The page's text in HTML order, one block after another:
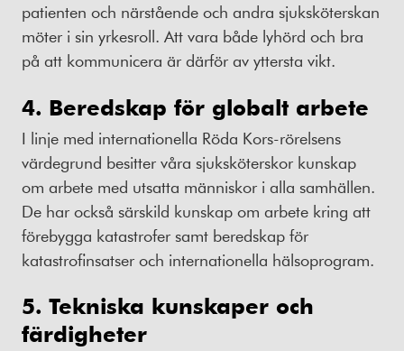
patienten och närstående och andra sjuksköterskan
möter i sin yrkesroll. Att vara både lyhörd och bra
på att kommunicera är därför av yttersta vikt.
4. Beredskap för globalt arbete
I linje med internationella Röda Kors-rörelsens
värdegrund besitter våra sjuksköterskor kunskap
om arbete med utsatta människor i alla samhällen.
De har också särskild kunskap om arbete kring att
förebygga katastrofer samt beredskap för
katastrofinsatser och internationella hälsoprogram.
5. Tekniska kunskaper och
färdigheter